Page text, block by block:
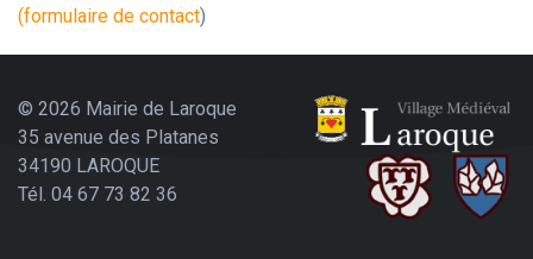
(formulaire de contact)
© 2026 Mairie de Laroque
35 avenue des Platanes
34190 LAROQUE
Tél. 04 67 73 82 36